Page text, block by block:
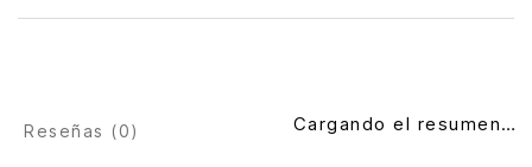
Reseñas (0) Cargando el resumen…